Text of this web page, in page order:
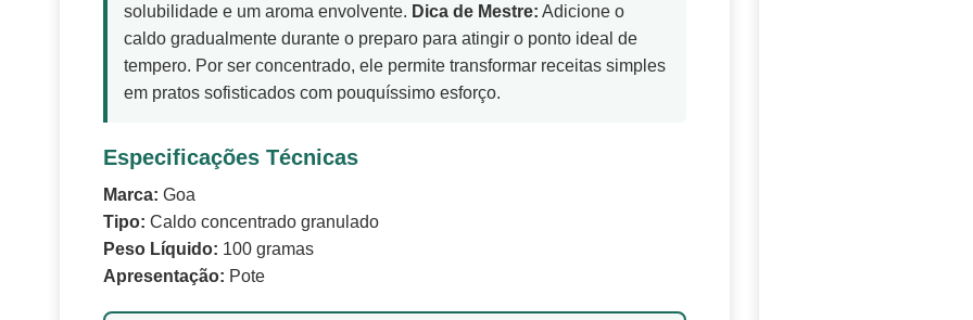
solubilidade e um aroma envolvente. Dica de Mestre: Adicione o
caldo gradualmente durante o preparo para atingir o ponto ideal de
tempero. Por ser concentrado, ele permite transformar receitas simples
em pratos sofisticados com pouquíssimo esforço.
Especificações Técnicas
Marca: Goa
Tipo: Caldo concentrado granulado
Peso Líquido: 100 gramas
Apresentação: Pote